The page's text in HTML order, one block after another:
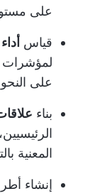
على
قياس
لمؤشرات
على النحو
بناء
المعنية
إنشاء